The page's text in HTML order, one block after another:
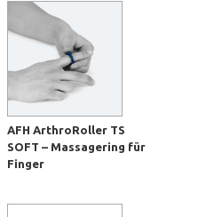
AFH ArthroRoller TS
SOFT – Massagering für
Finger